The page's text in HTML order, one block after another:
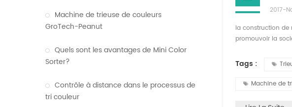
Machine de trieuse de couleurs
GroTech-Peanut
Quels sont les avantages de Mini Color
Sorter?
Contrôle à distance dans le processus de
tri couleur
2017-
la construction de
promouvoir la
inséparable du
Tags :
Machine de